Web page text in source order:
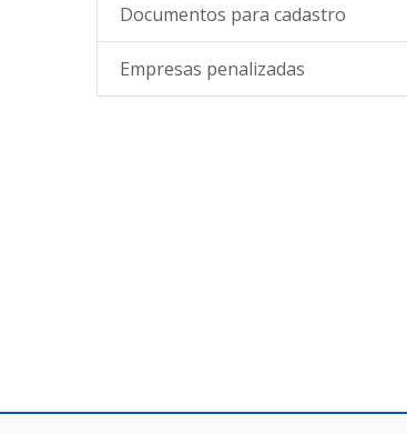
Documentos para cadastro
Empresas penalizadas